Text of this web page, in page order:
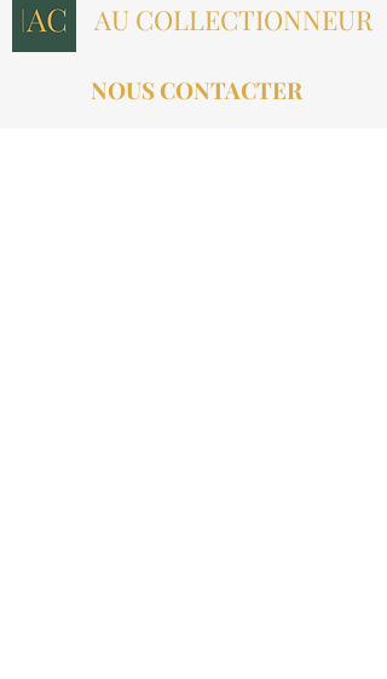
AU COLLECTIONNEUR
NOUS CONTACTER